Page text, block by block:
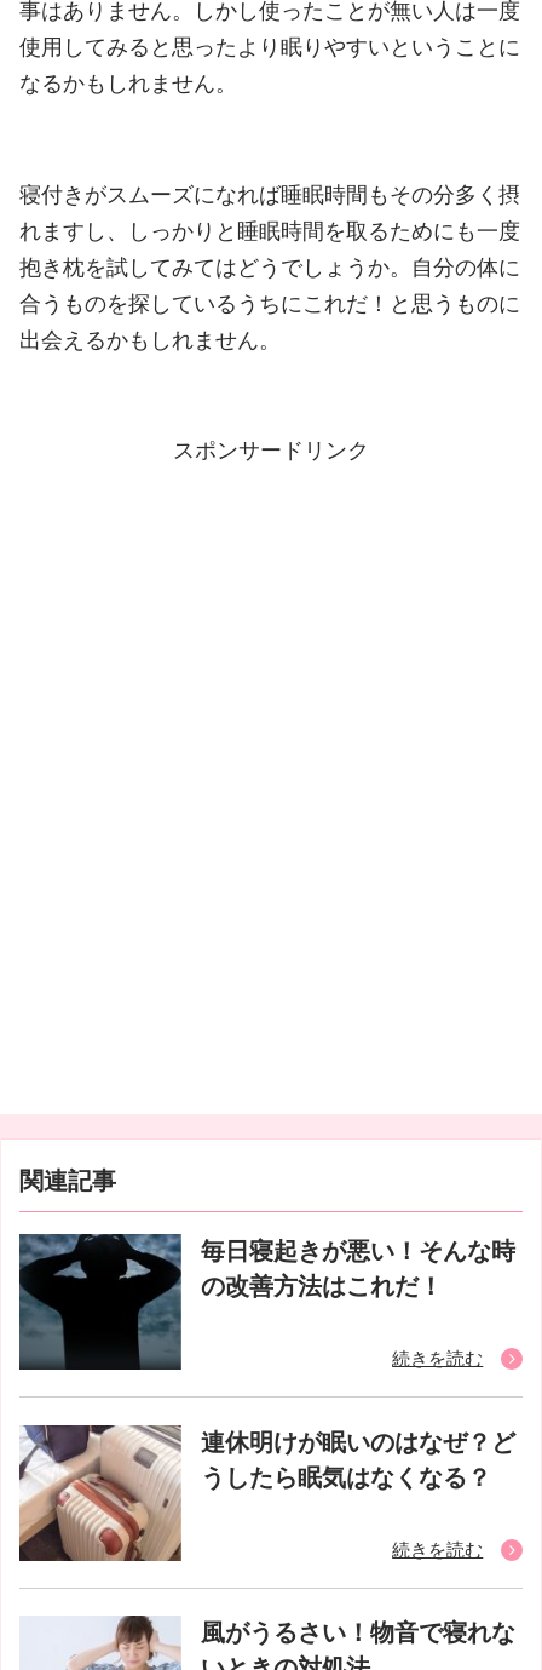
事はありません。
しかし使ったことが無い人は一度
使用してみると思ったより眠りやすいということに
なるかもしれません。
寝付きがスムーズになれば睡眠時間もその分多く摂
れますし、しっかりと睡眠時間を取るためにも一度
抱き枕を試してみてはどうでしょうか。
自分の体に
合うものを探しているうちにこれだ！と思うものに
出会えるかもしれません。
スポンサードリンク
関連記事
毎日寝起きが悪い！そんな時
の改善方法はこれだ！
続きを読む
連休明けが眠いのはなぜ？ど
うしたら眠気はなくなる？
続きを読む
風がうるさい！物音で寝れな